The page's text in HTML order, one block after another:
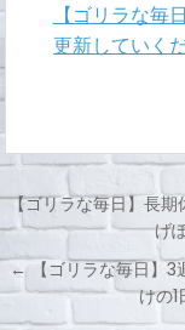
【ゴリラな
更新していく
投
稿
【ゴリラな毎日】長
げ
← 【ゴリラな毎日】3
けの